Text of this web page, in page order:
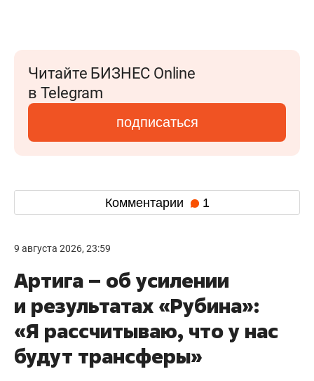
Читайте БИЗНЕС Online
в Telegram
подписаться
Комментарии 1
9 августа 2026, 23:59
Артига – об усилении
и результатах «Рубина»:
«Я рассчитываю, что у нас
будут трансферы»